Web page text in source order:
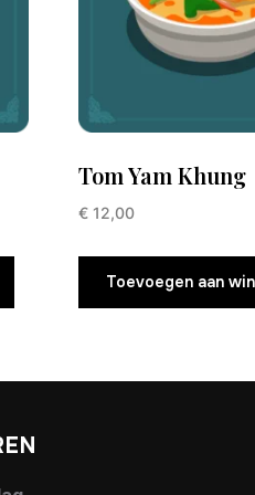
Tom Yam Khung
€ 12,00
Toevoegen aan